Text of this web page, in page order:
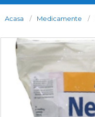
Acasa Medicamente